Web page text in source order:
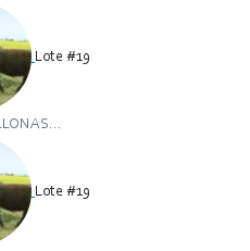
Lote #19
Lote #19